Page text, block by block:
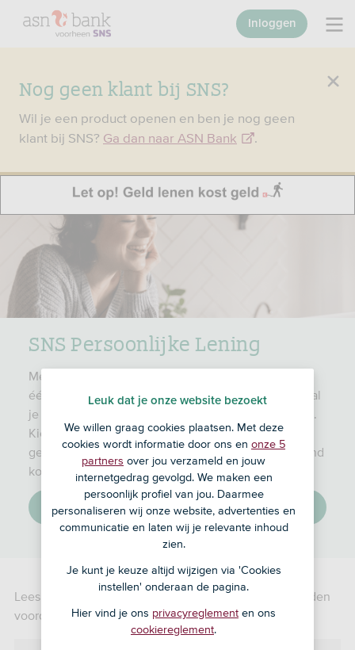
Nog geen klant bij SNS?
Wil je een product openen en ben je nog geen
klant bij SNS? Ga dan naar ASN Bank .
Inloggen
SNS Persoonlijke Lening
Met een persoonlijke lening leen je een bedrag in
één keer voor een grote aankoop. Elke maand betaal
je een vast bedrag dat bestaat uit aflossing en rente.
Kies een leendoel en bereken eenvoudig of je het
gewenste bedrag kunt lenen en wat dat je per maand
kost aan rente en aflossing.
Leendoel kiezen en berekenen
Lees ook de onderstaande informatie en de voorwaarden
voordat je een SNS Persoonlijke Lening aanvraagt.
Leuk dat je onze website bezoekt
We willen graag cookies plaatsen. Met deze
cookies wordt informatie door ons en onze 5
partners over jou verzameld en jouw
internetgedrag gevolgd. We maken een
persoonlijk profiel van jou. Daarmee
personaliseren wij onze website, advertenties en
communicatie en laten wij je relevante inhoud
zien.
Je kunt je keuze altijd wijzigen via 'Cookies
instellen' onderaan de pagina.
Hier vind je ons privacyreglement en ons
cookiereglement.